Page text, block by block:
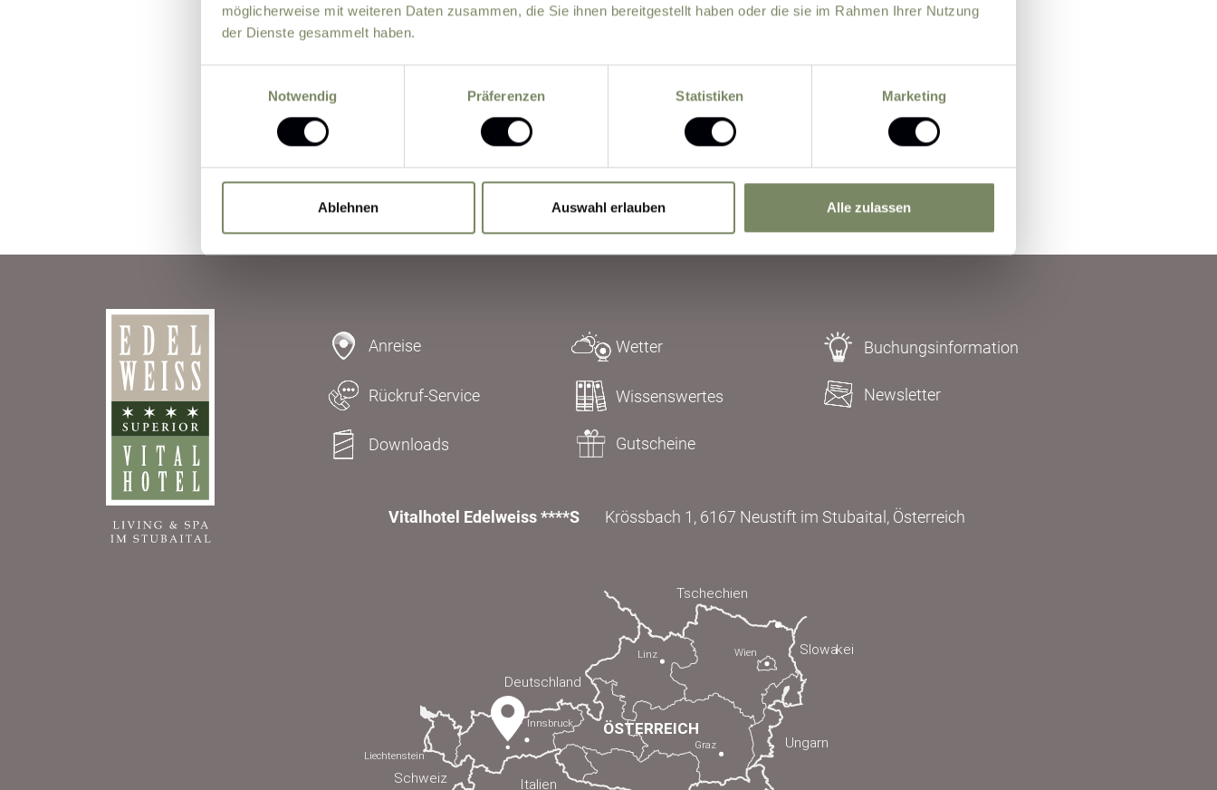
möglicherweise mit weiteren Daten zusammen, die Sie ihnen bereitgestellt haben oder die sie im Rahmen Ihrer Nutzung
der Dienste gesammelt haben.
Notwendig
Präferenzen Statistiken Marketing
Ablehnen Auswahl erlauben Alle zulassen
personenbezogenen Daten durch den datenschutzrechtlich Verantwortlichen zum Zweck
der Bearbeitung meiner Anfrage auf Grundlage meiner durch das Absenden des
Reservierung absenden
Anreise Wetter Buchungsinformation
Rückruf-Service Wissenswertes Newsletter
Downloads Gutscheine
Vitalhotel Edelweiss ****S Krössbach 1, 6167 Neustift im Stubaital, Österreich